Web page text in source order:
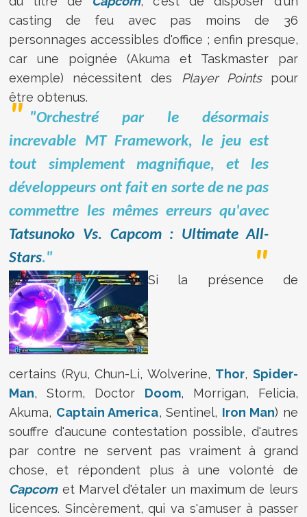
casting de feu avec pas moins de 36
personnages accessibles d'office ; enfin presque,
car une poignée (Akuma et Taskmaster par
exemple) nécessitent des
Player Pointspour
être obtenus.
"Orchestré par le désormais
increvable MT Framework, le jeu est
tout simplement magnifique, et les
développeurs ont fait en sorte de ne pas
commettre les mêmes erreurs qu'avec
Tatsunoko Vs. Capcom : Ultimate All-
Stars."
Si la présence de
certains (Ryu, Chun-Li, Wolverine, Thor, Spider-
Man, Storm, Doctor Doom, Morrigan, Felicia,
Akuma, Captain America, Sentinel, Iron Man) ne
souffre d'aucune contestation possible, d'autres
par contre ne servent pas vraiment à grand
chose, et répondent plus à une volonté de
Capcomet Marvel d'étaler un maximum de leurs
licences. Sincèrement, qui va s'amuser à passer